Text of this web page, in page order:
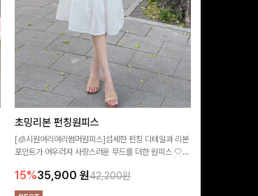
초밍리본 펀칭원피스
[🧊시원여리여리썸머원피스]섬세한 펀칭 디테일과 리본
포인트가 어우러져 사랑스러운 무드를 더한 원피스 🤍
출돼요 ✨
15%35,900 원42,200원